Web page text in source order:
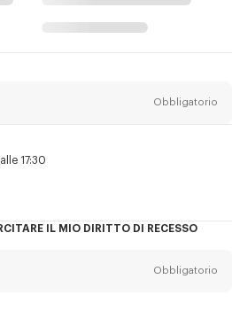
Obbligatorio
17:30
IL MIO DIRITTO DI RECESSO
Obbligatorio